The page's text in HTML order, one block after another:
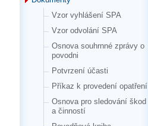
Vzor vyhlášení SPA
Vzor odvolání SPA
Osnova souhrnné zprávy o
povodni
Potvrzení účasti
Příkaz k provedení opatření
Osnova pro sledování škod
a činností